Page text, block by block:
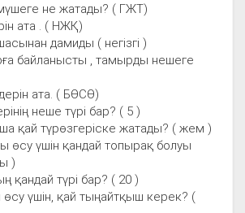
мүшеге не жатады? ( ГЖТ)
ата . ( НЖҚ)
дамиды ( негізгі )
байланысты , тамырды нешеге
ата. ( БӨСӨ)
неше түрі бар? ( 5 )
қай түрөзгеріске жатады? ( жем )
өсу үшін қандай топырақ болуы
)
қандай түрі бар? ( 20 )
үшін, қай тыңайтқыш керек? (